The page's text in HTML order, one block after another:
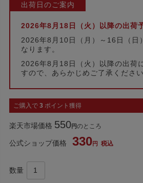
出荷日のご案内
2026年8月18日（火）以降の出荷
2026年8月10日（月）～16日（日
なります。
2026年8月18日（火）以降の出荷
すので、あらかじめご了承ください
ご購入で 3 ポイント獲得
楽天市場価格 550 のところ
公式ショップ価格 330 税込